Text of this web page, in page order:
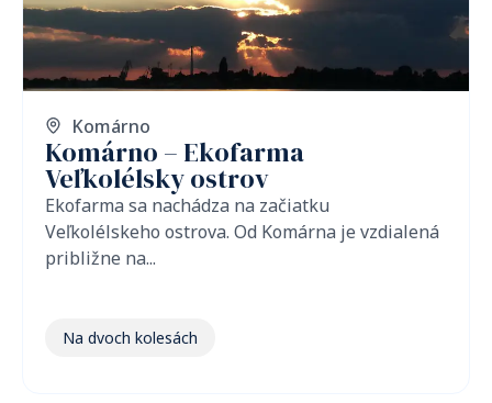
Komárno
Komárno – Ekofarma
Veľkolélsky ostrov
Ekofarma sa nachádza na začiatku
Veľkolélskeho ostrova. Od Komárna je vzdialená
približne na...
Na dvoch kolesách